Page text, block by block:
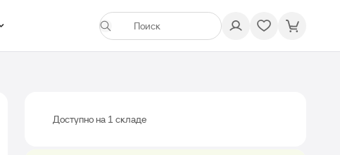
Доступно на 1 складе